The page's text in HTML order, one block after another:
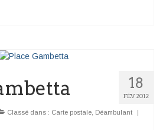
18
FÉV 2012
Classé dans : Carte postale Déambulant
|